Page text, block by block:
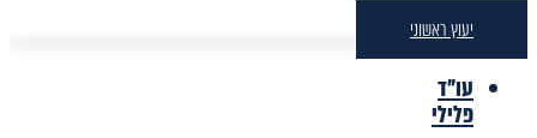
יעוץ ראשוני
עו"ד
פלילי